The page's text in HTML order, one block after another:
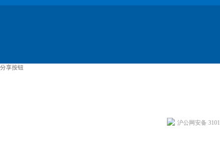
分享按钮
沪公网安备